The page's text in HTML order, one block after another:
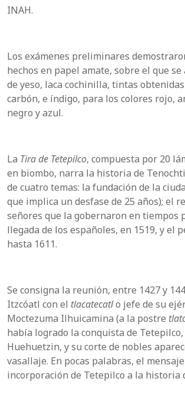
INAH.
Los exámenes preliminares
hechos en papel amate, sobre el que se
de yeso, laca cochinilla, tintas
carbón, e índigo, para los colores rojo,
negro y azul.
La Tira de Tetepilco, compuesta por 20
en biombo, narra la historia de
de cuatro temas: la fundación de la
que implica un desfase de 25 años); el
señores que la gobernaron en tiempos
llegada de los españoles, en 1519, y el
hasta 1611.
Se consigna la reunión, entre 1427 y
Itzcóatl con el tlacatecatlo jefe de su
Moctezuma Ilhuicamina (a la postre
había logrado la conquista de Tetepilco,
Huehuetzin, y su corte de nobles
vasallaje. En pocas palabras, el
incorporación de Tetepilco a la historia